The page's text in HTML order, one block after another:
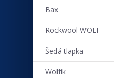
Bax
Rockwool WOLF
Šedá tlapka
Wolfík